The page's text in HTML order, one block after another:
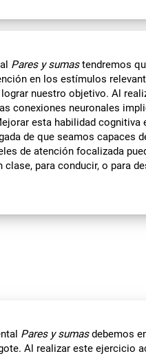
Pares y sumastendremos
en los estímulos
nuestro objetivo. Al
conexiones neuronales
esta habilidad cognitiva
de que seamos capaces
de atención focalizada
para conducir, o para
Pares y sumasdebemos
Al realizar este ejercicio